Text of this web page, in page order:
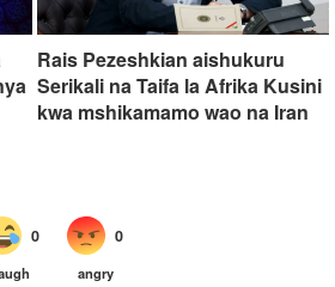
Rais Pezeshkian aishukuru
Serikali na Taifa la Afrika Kusini
kwa mshikamamo wao na Iran